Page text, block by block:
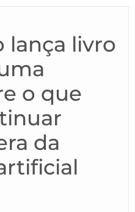
lança livro
o que
da